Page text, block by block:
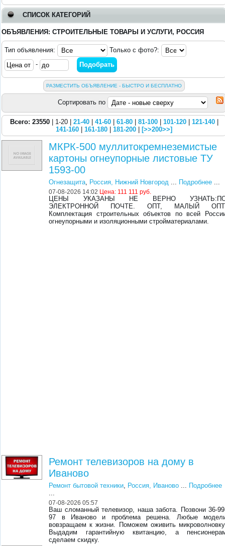
СПИСОК КАТЕГОРИЙ
ОБЪЯВЛЕНИЯ: СТРОИТЕЛЬНЫЕ ТОВАРЫ И УСЛУГИ, РОССИЯ
Тип объявления:
Только с фото?:
-
РАЗМЕСТИТЬ ОБЪЯВЛЕНИЕ - БЫСТРО И БЕСПЛАТНО
Сортировать по
Всего: 23550| 1-20 | 21-40| 41-60| 61-80| 81-100| 101-120| 121-140|
141-160
161-180 181-200 [>>200>>]
МКРК-500 муллитокремнеземистые
картоны огнеупорные листовые ТУ
1593-00
Огнезащита, Россия, Нижний Новгород ... Подробнее ...
07-08-2026 14:02 Цена: 111 111 руб.
ЦЕНЫ УКАЗАНЫ НЕ ВЕРНО
ЭЛЕКТРОННОЙ ПОЧТЕ. ОПТ, МАЛЫЙ
Комплектация строительных объектов по всей
огнеупорными и изоляционными стройматериалами.
Ремонт телевизоров на дому в
Иваново
Ремонт бытовой техники, Россия, Иваново ... Подробнее
...
07-08-2026 05:57
Ваш сломанный телевизор, наша забота. Позвони 36-
97 в Иваново и проблема решена. Любые
вовзращаем к жизни. Поможем оживить
Выдадим гарантийную квитанцию, а
сделаем скидку.